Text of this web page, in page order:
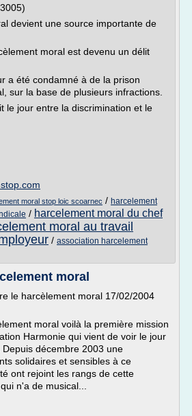
devient une source importante de
moral est devenu un délit
a été condamné à de la prison
sur la base de plusieurs infractions.
le jour entre la discrimination et le
moral stop loic scoarnec / harcelement
/ harcelement moral du chef
moral au travail
/ association harcelement
moral
le harcèlement moral 17/02/2004
moral voilà la première mission
Harmonie qui vient de voir le jour
Depuis décembre 2003 une
solidaires et sensibles à ce
ont rejoint les rangs de cette
n'a de musical...